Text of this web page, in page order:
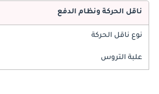
ناقل الحركة ونظام الدفع
نوع ناقل الحركة
علبة التروس